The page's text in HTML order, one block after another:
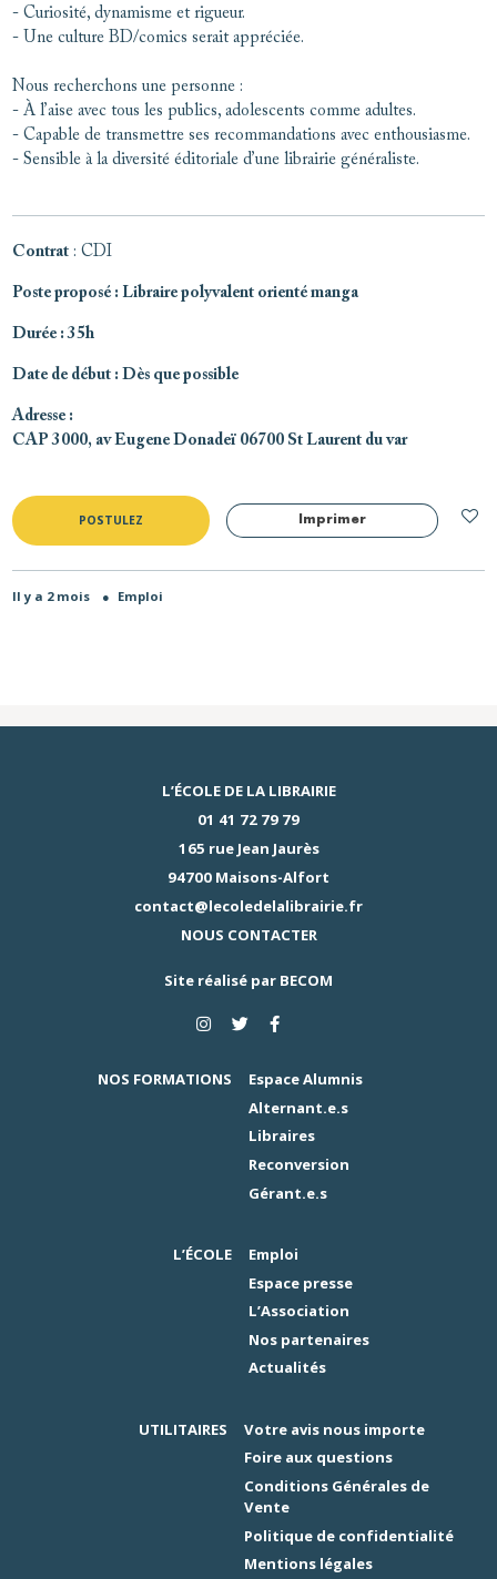
- Curiosité, dynamisme et rigueur.
- Une culture BD/comics serait appréciée.
Nous recherchons une personne :
- À l’aise avec tous les publics, adolescents comme adultes.
- Capable de transmettre ses recommandations avec enthousiasme.
- Sensible à la diversité éditoriale d’une librairie généraliste.
Contrat : CDI
Poste proposé : Libraire polyvalent orienté manga
Durée : 35h
Date de début : Dès que possible
Adresse :
CAP 3000, av Eugene Donadeï 06700 St Laurent du var
POSTULEZ Imprimer
Il y a 2 mois ● Emploi
L’ÉCOLE DE LA LIBRAIRIE
01 41 72 79 79
165 rue Jean Jaurès
94700 Maisons-Alfort
contact@lecoledelalibrairie.fr
NOUS CONTACTER
Site réalisé par BECOM
NOS FORMATIONS
Espace Alumnis
Alternant.e.s
Libraires
Reconversion
Gérant.e.s
L’ÉCOLE
Emploi
Espace presse
L’Association
Nos partenaires
Actualités
UTILITAIRES
Votre avis nous importe
Foire aux questions
Conditions Générales de
Vente
Politique de confidentialité
Mentions légales